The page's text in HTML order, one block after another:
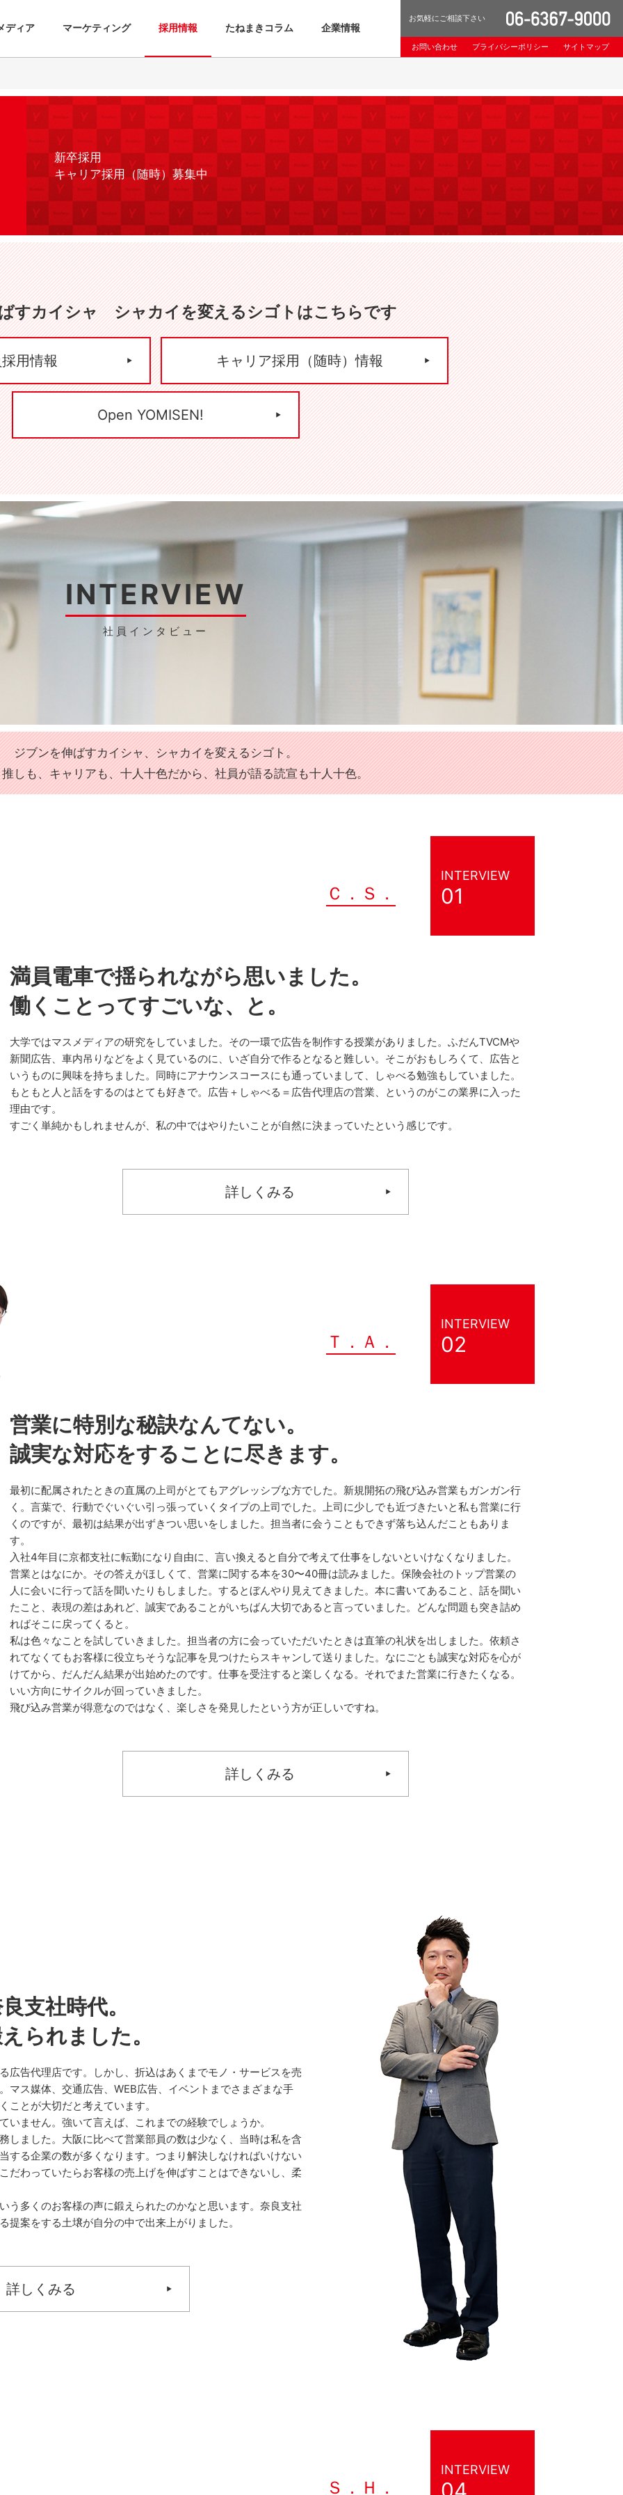
ディア マーケティング 採用情報 たねまきコラム 企業情報
お気軽にご相談下さい
お問い合わせ プライバシーポリシー サイトマップ
新卒採用
キャリア採用（随時）募集中
すカイシャ シャカイを変えるシゴトはこちらです
用情報 キャリア採用（随時）情報
Open YOMISEN!
INTERVIEW
社員インタビュー
ジブンを伸ばすカイシャ、シャカイを変えるシゴト。
しも、キャリアも、十人十色だから、社員が語る読宣も十人十色。
INTERVIEW
01
Ｃ．Ｓ．
満員電車で揺られながら思いました。
働くことってすごいな、と。
大学ではマスメディアの研究をしていました。その一環で広告を制作する授業がありました。ふだんTVCMや
新聞広告、車内吊りなどをよく見ているのに、いざ自分で作るとなると難しい。そこがおもしろくて、広告と
いうものに興味を持ちました。同時にアナウンスコースにも通っていまして、しゃべる勉強もしていました。
もともと人と話をするのはとても好きで。広告＋しゃべる＝広告代理店の営業、というのがこの業界に入った
理由です。
すごく単純かもしれませんが、私の中ではやりたいことが自然に決まっていたという感じです。
詳しくみる
INTERVIEW
02
Ｔ．Ａ．
営業に特別な秘訣なんてない。
誠実な対応をすることに尽きます。
最初に配属されたときの直属の上司がとてもアグレッシブな方でした。新規開拓の飛び込み営業もガンガン行
く。言葉で、行動でぐいぐい引っ張っていくタイプの上司でした。上司に少しでも近づきたいと私も営業に行
くのですが、最初は結果が出ずきつい思いをしました。担当者に会うこともできず落ち込んだこともありま
す。
入社4年目に京都支社に転勤になり自由に、言い換えると自分で考えて仕事をしないといけなくなりました。
営業とはなにか。その答えがほしくて、営業に関する本を30〜40冊は読みました。保険会社のトップ営業の
人に会いに行って話を聞いたりもしました。するとぼんやり見えてきました。本に書いてあること、話を聞い
たこと、表現の差はあれど、誠実であることがいちばん大切であると言っていました。どんな問題も突き詰め
ればそこに戻ってくると。
私は色々なことを試していきました。担当者の方に会っていただいたときは直筆の礼状を出しました。依頼さ
れてなくてもお客様に役立ちそうな記事を見つけたらスキャンして送りました。なにごとも誠実な対応を心が
けてから、だんだん結果が出始めたのです。仕事を受注すると楽しくなる。それでまた営業に行きたくなる。
いい方向にサイクルが回っていきました。
飛び込み営業が得意なのではなく、楽しさを発見したという方が正しいですね。
詳しくみる
支社時代。
られました。
広告代理店です。しかし、折込はあくまでモノ・サービスを売
マス媒体、交通広告、WEB広告、イベントまでさまざまな手
ことが大切だと考えています。
ません。強いて言えば、これまでの経験でしょうか。
しました。大阪に比べて営業部員の数は少なく、当時は私を含
する企業の数が多くなります。つまり解決しなければいけない
だわっていたらお客様の売上げを伸ばすことはできないし、柔
う多くのお客様の声に鍛えられたのかなと思います。奈良支社
案をする土壌が自分の中で出来上がりました。
詳しくみる
INTERVIEW
Ｓ．Ｈ．